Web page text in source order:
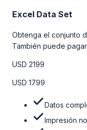
Excel Data Set
Obtenga el conjunto
También puede
la tabla de precios a
USD 2199
USD 1799
Datos
Impresión